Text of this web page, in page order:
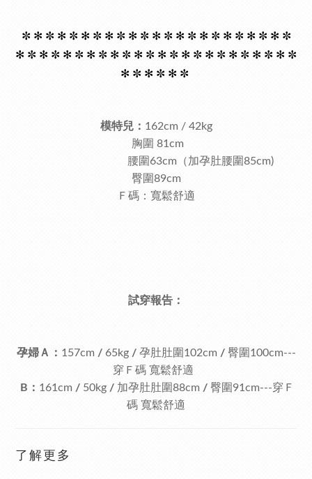
✼ ✻ ✼ ✻ ✼ ✻ ✼ ✻ ✼ ✻ ✼ ✻ ✼ ✻ ✼ ✻ ✼ ✻ ✼ ✻ ✼ ✻ ✼
✻ ✼ ✻ ✼ ✻ ✼ ✻ ✼ ✻ ✼ ✻ ✼ ✻ ✼ ✻ ✼ ✻ ✼ ✻ ✼ ✻ ✼ ✻ ✼
✻ ✼ ✻ ✼ ✻ ✼
模特兒： 162cm / 42kg
胸圍 81cm
腰圍63cm（加孕肚腰圍85cm)
臀圍89cm
Ｆ碼：寬鬆舒適
試穿報告：
孕婦Ａ： 157cm /65kg/ 孕肚肚圍102cm / 臀圍100cm---
穿Ｆ碼 寬鬆舒適
B： 161cm / 50kg / 加孕肚肚圍88cm / 臀圍91cm---穿Ｆ
碼 寬鬆舒適
了解更多